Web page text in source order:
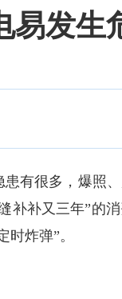
易发生
有很多，爆照
补补又三年”的
炸弹”。